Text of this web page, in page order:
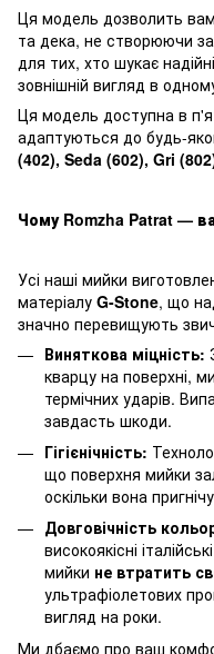
Ця модель дозволить вам
та дека, не створюючи
для тих, хто шукає
зовнішній вигляд в
Ця модель доступна в
адаптуються до будь-
(402), Seda (602), Gri
Чому Romzha Patrat —
Усі наші мийки
матеріалу G-Stone, що
значно перевищують
Виняткова міцність:
кварцу на поверхні,
термічних ударів.
завдасть шкоди.
Гігієнічність:
що поверхня мийки
оскільки вона
Довговічність
високоякісні
мийки не втратить
ультрафіолетових
вигляд на роки.
Ми дбаємо про ваш